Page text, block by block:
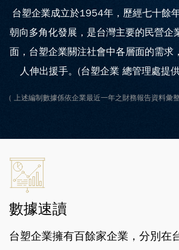
台塑企業成立於1954年，歷經七十餘
朝向多角化發展，是台灣主要的民營企
面，台塑企業關注社會中各層面的需求
人伸出援手。(台塑企業 總管理處
( 上述編制數據係依企業最近一年之財務報告資料彙
數據速讀
台塑企業擁有百餘家企業，分別在